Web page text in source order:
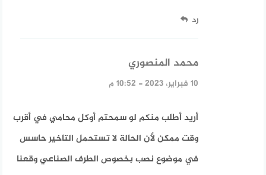
رد
محمد المنصوري
10 فبراير، 2023 - 10:52 م
‏أريد أطلب منكم لو سمحتم أوكل محامي في أقرب
وقت ممكن لأن الحالة لا تستحمل التاخير حاسس
في موضوع نصب بخصوص الطرف الصناعي وقعنا